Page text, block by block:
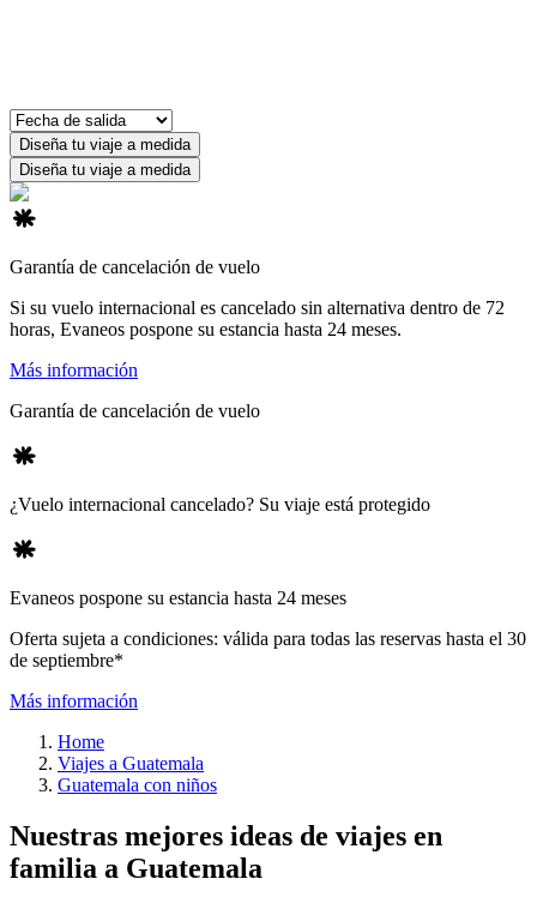
Diseña tu viaje a medida
Diseña tu viaje a medida
Garantía de cancelación de vuelo
Si su vuelo internacional es cancelado sin alternativa dentro de 72
horas, Evaneos pospone su estancia hasta 24 meses.
Más información
Garantía de cancelación de vuelo
¿Vuelo internacional cancelado? Su viaje está protegido
Evaneos pospone su estancia hasta 24 meses
Oferta sujeta a condiciones: válida para todas las reservas hasta el 30
de septiembre*
Más información
Home
Viajes a Guatemala
Guatemala con niños
Nuestras mejores ideas de viajes en
familia a Guatemala